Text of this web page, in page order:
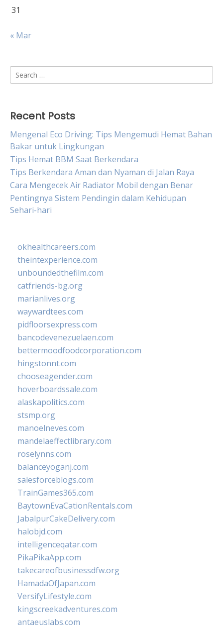
31
« Mar
Search
for:
Recent Posts
Mengenal Eco Driving: Tips Mengemudi Hemat Bahan
Bakar untuk Lingkungan
Tips Hemat BBM Saat Berkendara
Tips Berkendara Aman dan Nyaman di Jalan Raya
Cara Mengecek Air Radiator Mobil dengan Benar
Pentingnya Sistem Pendingin dalam Kehidupan
Sehari-hari
okhealthcareers.com
theintexperience.com
unboundedthefilm.com
catfriends-bg.org
marianlives.org
waywardtees.com
pidfloorsexpress.com
bancodevenezuelaen.com
bettermoodfoodcorporation.com
hingstonnt.com
chooseagender.com
hoverboardssale.com
alaskapolitics.com
stsmp.org
manoelneves.com
mandelaeffectlibrary.com
roselynns.com
balanceyoganj.com
salesforceblogs.com
TrainGames365.com
BaytownEvaCationRentals.com
JabalpurCakeDelivery.com
halobjd.com
intelligenceqatar.com
PikaPikaApp.com
takecareofbusinessdfw.org
HamadaOfJapan.com
VersifyLifestyle.com
kingscreekadventures.com
antaeuslabs.com